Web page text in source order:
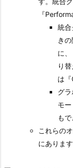
『
統合
き
に
り
は
グ
モ
も
これらの
にあります